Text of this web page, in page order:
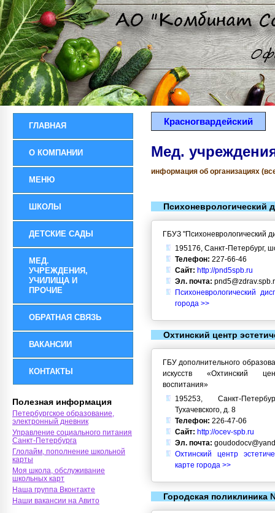
ГЛАВНАЯ
О КОМПАНИИ
МЕНЮ
ШКОЛЫ
ДЕТСКИЕ САДЫ
МЕД.
УЧРЕЖДЕНИЯ,
УЧИЛИЩА И
ПРОЧИЕ
ОБРАТНАЯ СВЯЗЬ
ВАКАНСИИ
КОНТАКТЫ
Полезная информация
Петербургское образование,
электронный дневник
Управление социального питания
Санкт-Петербурга
Глолайм, пополнение школьной
карты
Моя школа, обслуживание
школьных карт
Наша группа Вконтакте
Наши вакансии на Авито
Красногвардейский
Мед.
информация об организациях
Психоневрологический
ГБУЗ "Психоневрологический
195176, Санкт-Петербург,
Телефон: 227-66-46
Сайт: http://pnd5spb.ru
Эл. почта:
Психоневрологический
города >>
Охтинский центр
ГБУ дополнительного
искусств «Охтинский
воспитания»
195253, Санкт-
Тухачевского, д. 8
Телефон: 226-47-06
Сайт: http://ocev-spb.ru
Эл. почта:
Охтинский центр
карте города >>
Городская поликлиника